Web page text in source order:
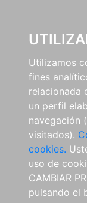
Utilizamos
fines
relacionada
un perfil
navegación
visitados).
cookies.
uso de
CAMBIAR
pulsando el